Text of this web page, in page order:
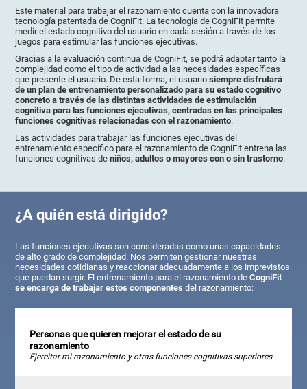
Este material para trabajar el razonamiento cuenta con la innovadora
tecnología patentada de CogniFit. La tecnología de CogniFit permite
medir el estado cognitivo del usuario en cada sesión a través de los
juegos para estimular las funciones ejecutivas.
Gracias a la evaluación continua de CogniFit, se podrá adaptar tanto la
complejidad como el tipo de actividad a las necesidades específicas
que presente el usuario. De esta forma, el usuariosiempre disfrutará
de un plan de entrenamiento personalizado para su estado cognitivo
concreto a través de las distintas actividades de estimulación
cognitiva para las funciones ejecutivas, centradas en las principales
funciones cognitivas relacionadas con el razonamiento.
Las actividades para trabajar las funciones ejecutivas del
entrenamiento específico para el razonamiento de CogniFit entrena las
funciones cognitivas deniños, adultos o mayores con o sin trastorno.
¿A quién está dirigido?
Las funciones ejecutivas son consideradas como unas capacidades
de alto grado de complejidad. Nos permiten gestionar nuestras
necesidades cotidianas y reaccionar adecuadamente a los imprevistos
que puedan surgir. El entrenamiento para el razonamiento deCogniFit
se encarga de trabajar estos componentesdel razonamiento:
Personas que quieren mejorar el estado de su
razonamiento
Ejercitar mi razonamiento y otras funciones cognitivas superiores